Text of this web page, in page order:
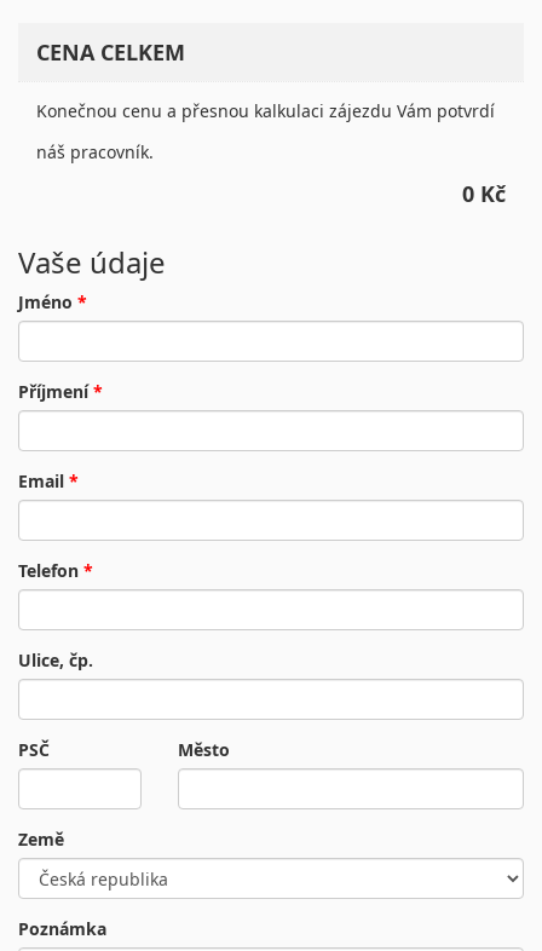
CENA CELKEM
Konečnou cenu a přesnou kalkulaci zájezdu Vám potvrdí
náš pracovník.
0 Kč
Vaše údaje
Jméno *
Příjmení*
Email *
Telefon *
Ulice, čp.
PSČ Město
Země
Poznámka